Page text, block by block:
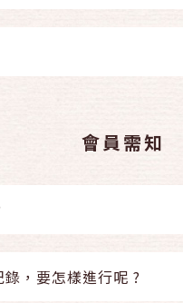
會員需知
，要怎樣進行呢 ?